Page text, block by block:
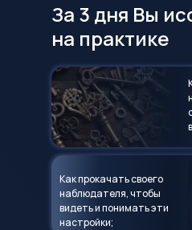
За 3 дня Вы
на практике
Как прокачать своего
наблюдателя, чтобы
видеть и понимать эти
настройки;